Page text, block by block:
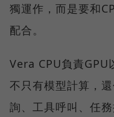
獨運作，而是要和
配合。
Vera CPU負責GPU
不只有模型計算，
詢、工具呼叫、任